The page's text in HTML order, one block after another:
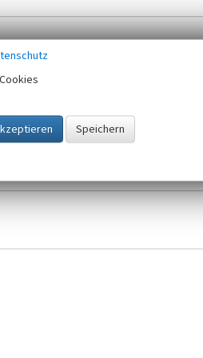
gespeichert und verwendet.
gültigen Europäischen